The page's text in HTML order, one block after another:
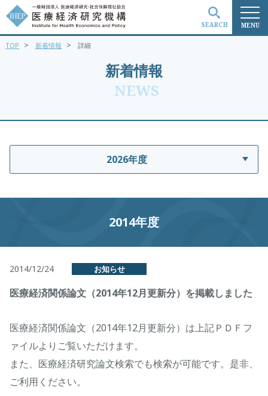
MENU
SEARCH
新着情報
NEWS
TOP > 新着情報 > 詳細
2026年度
2014年度
2014/12/24 お知らせ
医療経済関係論文（2014年12月更新分）を掲載しました
医療経済関係論文（2014年12月更新分）は上記ＰＤＦフ
ァイルよりご覧いただけます。
また、医療経済研究論文検索でも検索が可能です。是非、
ご利用ください。